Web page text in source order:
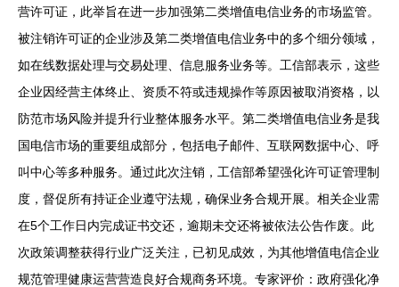
营许可证，此举旨在进一步加强第二类增值电信业务的市场监管。
被注销许可证的企业涉及第二类增值电信业务中的多个细分领域，
如在线数据处理与交易处理、信息服务业务等。工信部表示，这些
企业因经营主体终止、资质不符或违规操作等原因被取消资格，以
防范市场风险并提升行业整体服务水平。第二类增值电信业务是我
国电信市场的重要组成部分，包括电子邮件、互联网数据中心、呼
叫中心等多种服务。通过此次注销，工信部希望强化许可证管理制
度，督促所有持证企业遵守法规，确保业务合规开展。相关企业需
在5个工作日内完成证书交还，逾期未交还将被依法公告作废。此
次政策调整获得行业广泛关注，已初见成效，为其他增值电信企业
规范管理健康运营营造良好合规商务环境。专家评价：政府强化净